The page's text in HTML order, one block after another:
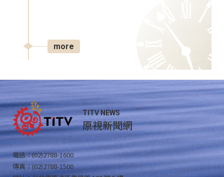
more
TITV NEWS
原視新聞網
電話：(02)2788-1600
傳真：(02)2788-1500